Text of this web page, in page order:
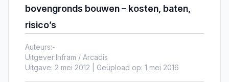
bovengronds bouwen – kosten, baten,
risico’s
Auteurs:-
Uitgever:Infram / Arcadis
Uitgave: 2 mei 2012 | Geüpload op: 1 mei 2016